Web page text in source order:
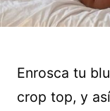
Enrosca tu
crop top, y